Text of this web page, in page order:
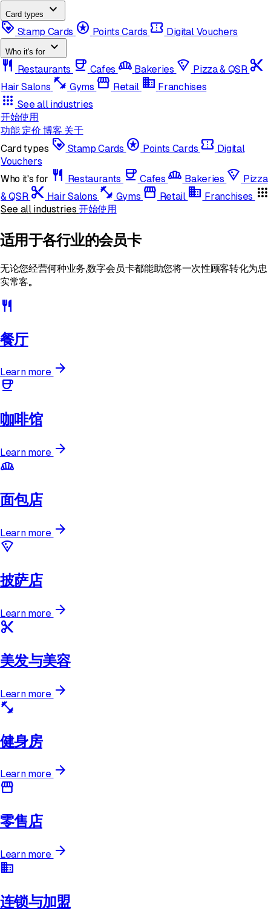
Card types
expand_more
loyalty Stamp Cards stars Points Cards confirmation_number Digital Vouchers
Who it's for expand_more
restaurant Restaurants coffee Cafes bakery_dining Bakeries local_pizza Pizza & QSR content_cut
Hair Salons fitness_center Gyms storefront Retail domain Franchises
apps See all industries
开始使用
功能 定价博客 关于
Card types loyalty Stamp Cards stars Points Cards confirmation_number Digital
Vouchers
Who it's for restaurant Restaurants coffee Cafes bakery_dining Bakeries local_pizza Pizza
& QSR content_cut Hair Salons fitness_center Gyms storefront Retail domain Franchises apps
See all industries 开始使用
适用于各行业的会员卡
无论您经营何种业务，数字会员卡都能助您将一次性顾客转化为忠
实常客。
restaurant
餐厅
Learn more arrow_forward
coffee
咖啡馆
Learn more arrow_forward
bakery_dining
面包店
Learn more arrow_forward
local_pizza
披萨店
Learn more arrow_forward
content_cut
美发与美容
Learn more arrow_forward
fitness_center
健身房
Learn more arrow_forward
storefront
零售店
Learn more arrow_forward
domain
连锁与加盟